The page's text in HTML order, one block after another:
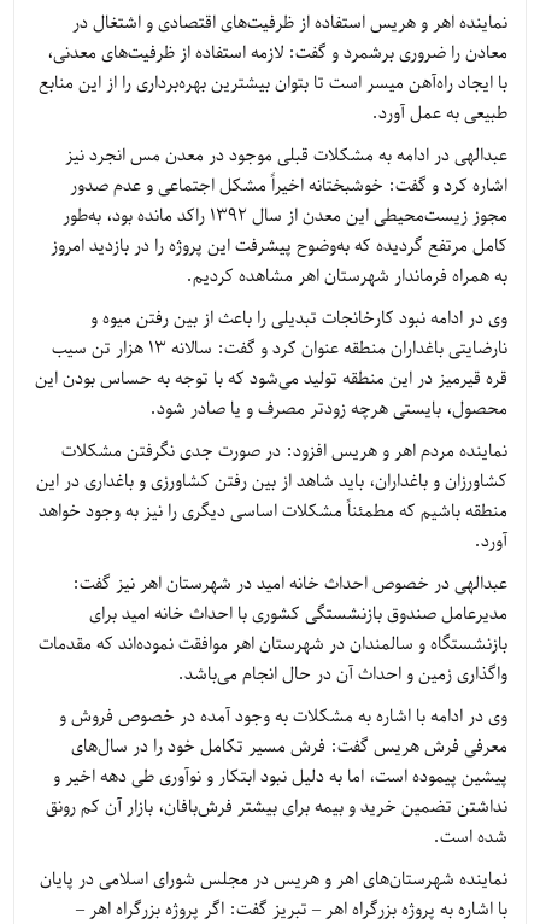
نماینده اهر و هریس استفاده از ظرفیت‌های اقتصادی و اشتغال در
معادن را ضروری برشمرد و گفت: لازمه استفاده از ظرفیت‌های معدنی،
با ایجاد راه‌آهن میسر است تا بتوان بیشترین بهره‌برداری را از این منابع
طبیعی به عمل آورد.
عبدالهی در ادامه به مشکلات قبلی موجود در معدن مس انجرد نیز
اشاره کرد و گفت: خوشبختانه اخیراً مشکل اجتماعی و عدم صدور
مجوز زیست‌محیطی این معدن از سال ۱۳۹۲ راکد مانده بود، به‌طور
کامل مرتفع گردیده که به‌وضوح پیشرفت این پروژه را در بازدید امروز
به همراه فرماندار شهرستان اهر مشاهده کردیم.
وی در ادامه نبود کارخانجات تبدیلی را باعث از بین رفتن میوه و
نارضایتی باغداران منطقه عنوان کرد و گفت: سالانه ۱۳ هزار تن سیب
قره قیرمیز در این منطقه تولید می‌شود که با توجه به حساس بودن این
محصول، بایستی هرچه زودتر مصرف و یا صادر شود.
نماینده مردم اهر و هریس افزود: در صورت جدی نگرفتن مشکلات
کشاورزان و باغداران، باید شاهد از بین رفتن کشاورزی و باغداری در این
منطقه باشیم که مطمئناً مشکلات اساسی دیگری را نیز به وجود خواهد
آورد.
عبدالهی در خصوص احداث خانه امید در شهرستان اهر نیز گفت:
مدیرعامل صندوق بازنشستگی کشوری با احداث خانه امید برای
بازنشستگاه و سالمندان در شهرستان اهر موافقت نموده‌اند که مقدمات
واگذاری زمین و احداث آن در حال انجام می‌باشد.
وی در ادامه با اشاره به مشکلات به وجود آمده در خصوص فروش و
معرفی فرش هریس گفت: فرش مسیر تکامل خود را در سال‌های
پیشین پیموده است، اما به دلیل نبود ابتکار و نوآوری طی دهه اخیر و
نداشتن تضمین خرید و بیمه برای بیشتر فرش‌بافان، بازار آن کم رونق
شده است.
نماینده شهرستان‌های اهر و هریس در مجلس شورای اسلامی در پایان
با اشاره به پروژه بزرگراه اهر – تبریز گفت: اگر پروژه بزرگراه اهر –